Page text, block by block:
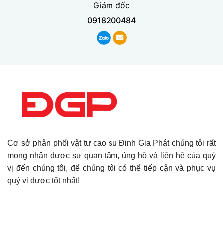
Giám đốc
0918200484
Cơ sở phân phối vật tư cao su Đinh Gia Phát chúng tôi rất
mong nhận được sự quan tâm, ủng hộ và liên hệ của quý
vị đến chúng tôi, để chúng tôi có thể tiếp cận và phục vụ
quý vị được tốt nhất!